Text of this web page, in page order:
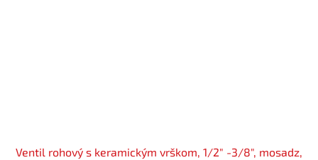
Ventil rohový s keramickým vrškom, 1/2" -3/8", mosadz,